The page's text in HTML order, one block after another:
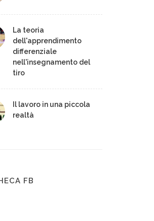
La teoria
dell'apprendimento
differenziale
nell'insegnamento del
tiro
Il lavoro in una piccola
realtà
FB